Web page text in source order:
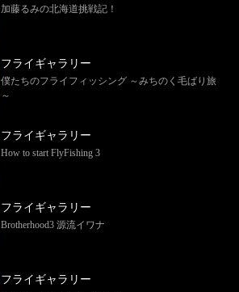
加藤るみの北海道挑戦記！
フライギャラリー
僕たちのフライフィッシング ～みちのく毛ばり旅
～
フライギャラリー
How to start FlyFishing 3
フライギャラリー
Brotherhood3 源流イワナ
フライギャラリー